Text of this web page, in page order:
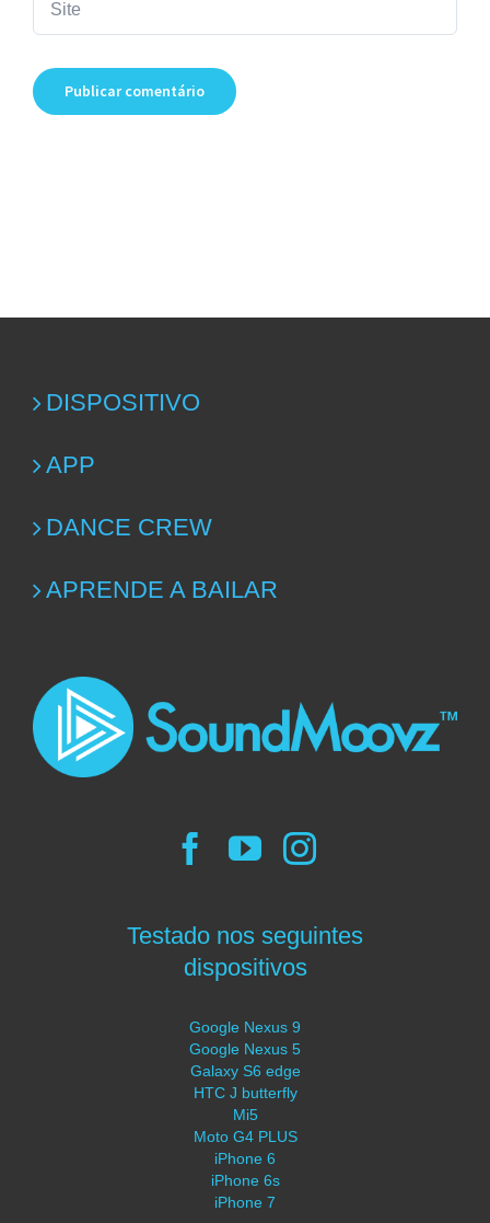
DISPOSITIVO
APP
DANCE CREW
APRENDE A BAILAR
Testado nos seguintes
dispositivos
Google Nexus 9
Google Nexus 5
Galaxy S6 edge
HTC J butterfly
Mi5
Moto G4 PLUS
iPhone 6
iPhone 6s
iPhone 7